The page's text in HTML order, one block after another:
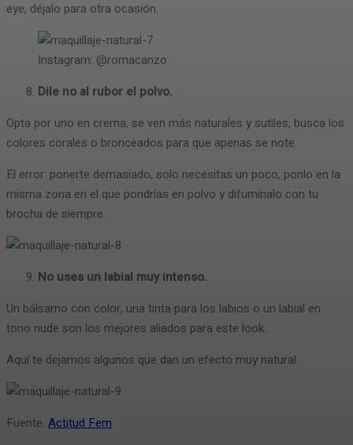
eye, déjalo para otra ocasión.
Instagram: @romacanzo
Dile no al rubor el polvo.
Opta por uno en crema, se ven más naturales y sutiles, busca los
colores corales o bronceados para que apenas se note.
El error: ponerte demasiado, solo necesitas un poco, ponlo en la
misma zona en el que pondrías en polvo y difumínalo con tu
brocha de siempre.
No uses un labial muy intenso.
Un bálsamo con color, una tinta para los labios o un labial en
tono nude son los mejores aliados para este look.
Aquí te dejamos algunos que dan un efecto muy natural.
Fuente: Actitud Fem